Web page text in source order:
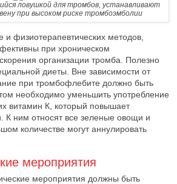
ловушкой для тромбов, устанавливают
при высоком риске тромбоэмболии
физиотерапевтических методов,
при хроническом
организации тромба. Полезно
диеты. Вне зависимости от
при тромбофлебите должно быть
необходимо уменьшить употребление
витамин К, который повышает
К ним относят все зеленые овощи и
количестве могут аннулировать
мероприятия
мероприятия должны быть